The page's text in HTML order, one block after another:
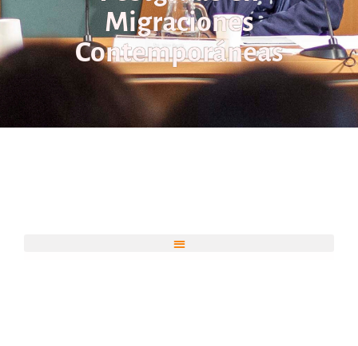
Migraciones
Contemporáneas